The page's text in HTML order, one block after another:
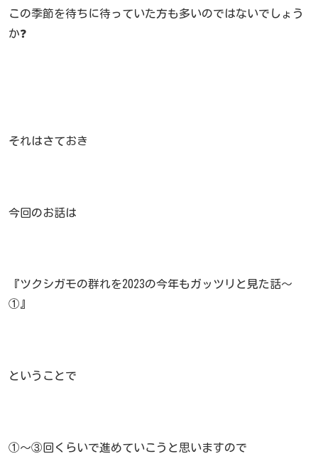
この季節を待ちに待っていた方も多いのではないでしょう
か❓
それはさておき
今回のお話は
『ツクシガモの群れを2023の今年もガッツリと見た話～
①』
ということで
①～③回くらいで進めていこうと思いますので